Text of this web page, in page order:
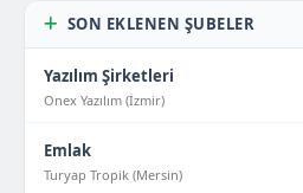
SON EKLENEN ŞUBELER
Yazılım Şirketleri
Onex Yazılım (İzmir)
Emlak
Turyap Tropik (Mersin)